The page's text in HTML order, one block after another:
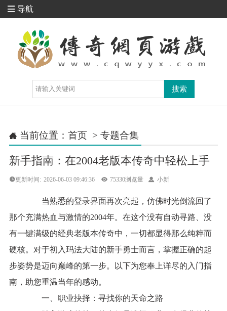
 导航
 当前位置： 首页 > 专题合集
新手指南：在2004老版本传奇中轻松上手
更新时间: 2026-06-03 09:46:36  75330浏览量  小新
当熟悉的登录界面再次亮起，仿佛时光倒流回了
那个充满热血与激情的2004年。在这个没有自动寻路、没
有一键满级的经典老版本传奇中，一切都显得那么纯粹而
硬核。对于初入玛法大陆的新手勇士而言，掌握正确的起
步姿势是迈向巅峰的第一步。以下为您奉上详尽的入门指
南，助您重温当年的感动。
一、职业抉择：寻找你的天命之路